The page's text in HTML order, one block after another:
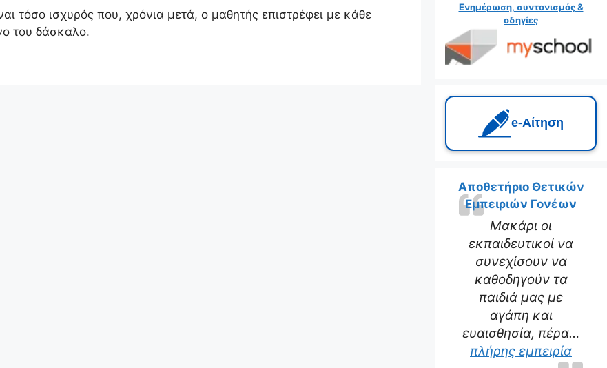
τόσο ισχυρός που, χρόνια μετά, ο μαθητής επιστρέφει με κάθε
του δάσκαλο.
Ενημέρωση, συντονισμός &
οδηγίες
e‑Αίτηση
Μακάρι οι
εκπαιδευτικοί να
συνεχίσουν να
καθοδηγούν τα
παιδιά μας με
αγάπη και
ευαισθησία, πέρα…
πλήρης εμπειρία“Η
Αποθετήριο Θετικών
Εμπειριών Γονέων